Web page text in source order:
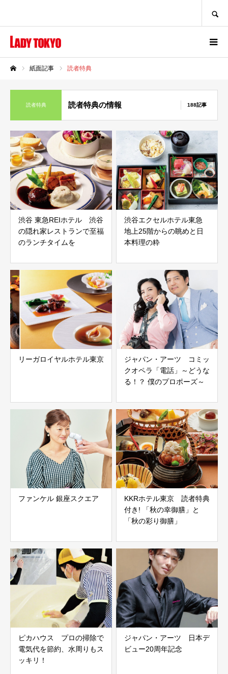
紙面記事 読者特典
読者特典 読者特典の情報 188記事
渋谷 東急REIホテル 渋谷
の隠れ家レストランで至福
のランチタイムを
渋谷エクセルホテル東急
地上25階からの眺めと日
本料理の粋
リーガロイヤルホテル東京
ジャパン・アーツ コミッ
クオペラ「電話」～どうな
る！？ 僕のプロポーズ～
ファンケル 銀座スクエア
KKRホテル東京 読者特典
付き! 「秋の幸御膳」と
「秋の彩り御膳」
ピカハウス プロの掃除で
電気代を節約、水周りもス
ッキリ！
ジャパン・アーツ 日本デ
ビュー20周年記念